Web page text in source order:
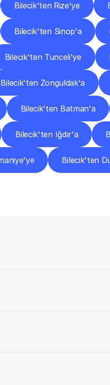
Bilecik'ten Rize'ye
Bilecik'ten Sinop'a
Bilecik'ten Tunceli'ye
Bilecik'ten Zonguldak'a
Bilecik'ten Batman'a
Bilecik'ten Iğdır'a
Bilecik'ten